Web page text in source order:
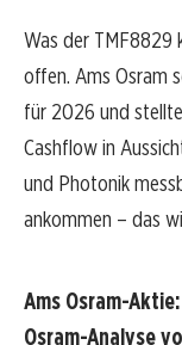
Was der TMF8829
offen. Ams Osram
für 2026 und
Cashflow in
und Photonik
ankommen – das
Ams Osram-
Osram-Analyse